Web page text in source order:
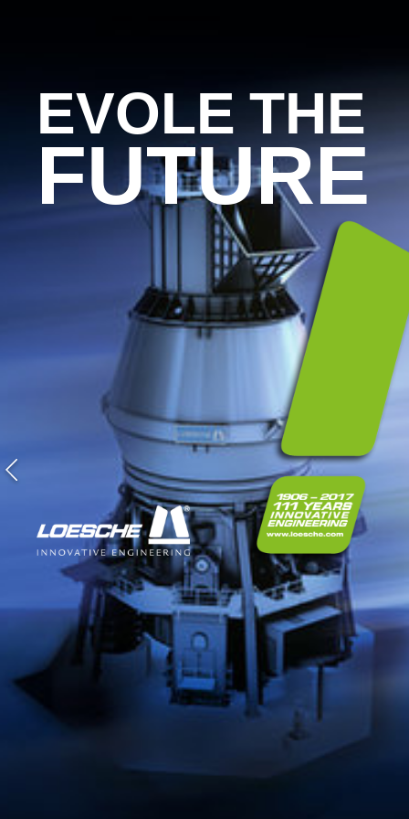
EVOLE THE
FUTURE